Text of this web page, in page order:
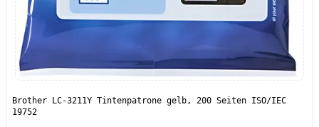
Brother LC-3211Y Tintenpatrone gelb, 200 Seiten ISO/IEC
19752